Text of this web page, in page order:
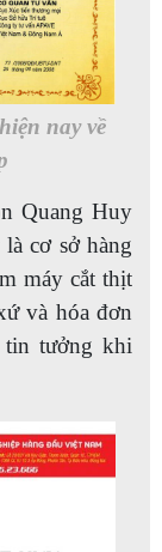
nay về
Quang Huy
cơ sở hàng
máy cắt thịt
và hóa đơn
tin tưởng khi